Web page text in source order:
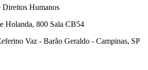
Humanos
Holanda, 800 Sala CB54
Vaz - Barão Geraldo - Campinas, SP